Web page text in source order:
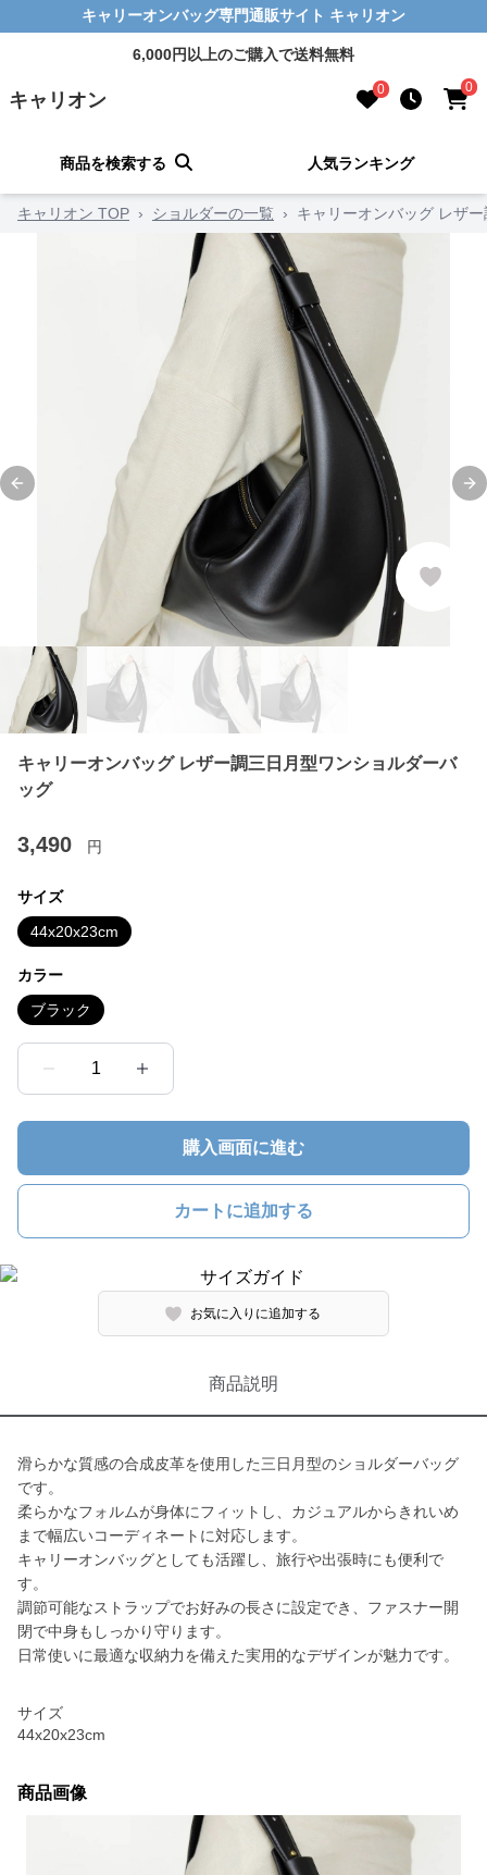
キャリーオンバッグ専門通販サイト キャリオン
6,000円以上のご購入で送料無料
キャリオン 0 0
商品を検索する 人気ランキング
キャリオン TOP › ショルダーの一覧 › キャリーオンバッグ レザ
Previous slide
キャリーオンバッグ レザー調三日月型ワンショルダーバ
ッグ
3,490 円
サイズ
44x20x23cm
カラー
ブラック
1
購入画面に進む
カートに追加する
お気に入りに追加する
商品説明
滑らかな質感の合成皮革を使用した三日月型のショルダーバッグ
です。
柔らかなフォルムが身体にフィットし、カジュアルからきれいめ
まで幅広いコーディネートに対応します。
キャリーオンバッグとしても活躍し、旅行や出張時にも便利で
す。
調節可能なストラップでお好みの長さに設定でき、ファスナー開
閉で中身もしっかり守ります。
日常使いに最適な収納力を備えた実用的なデザインが魅力です。
サイズ
44x20x23cm
商品画像